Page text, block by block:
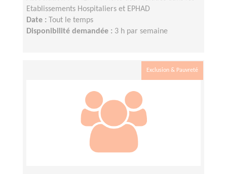
Etablissements Hospitaliers et EPHAD
Date :
Tout le temps
Disponibilité demandée : 3 h par semaine
Exclusion & Pauvreté